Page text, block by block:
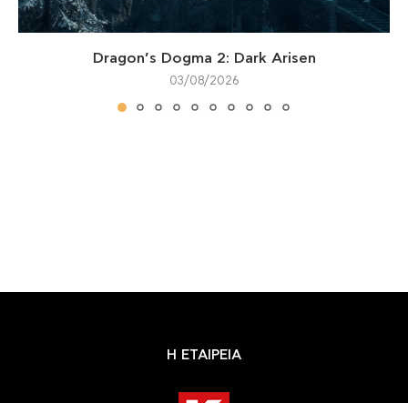
Dragon’s Dogma 2: Dark Arisen
03/08/2026
Η ΕΤΑΙΡΕΙΑ